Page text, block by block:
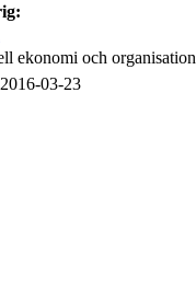
ekonomi och organisation
2016-03-23